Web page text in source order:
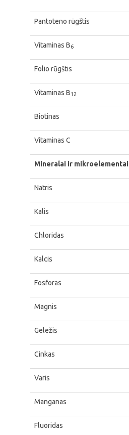
Pantoteno rūgštis
Vitaminas B6
Folio rūgštis
Vitaminas B12
Biotinas
Vitaminas C
Mineralai ir mikroelementai
Natris
Kalis
Chloridas
Kalcis
Fosforas
Magnis
Geležis
Cinkas
Varis
Manganas
Fluoridas